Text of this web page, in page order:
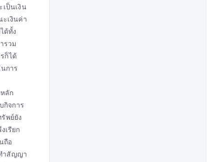
ป็นเงิน
ะเงินค่า
ด้ทั้ง
รวม
ก็ได้
การ
ลัก
กิจการ
พย์ยัง
เรียก
ถือ
ำสัญญา